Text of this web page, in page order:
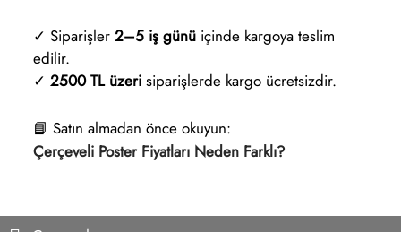
✓ Siparişler 2–5 iş günü içinde kargoya teslim
edilir.
✓ 2500 TL üzeri siparişlerde kargo ücretsizdir.
📘 Satın almadan önce okuyun:
Çerçeveli Poster Fiyatları Neden Farklı?